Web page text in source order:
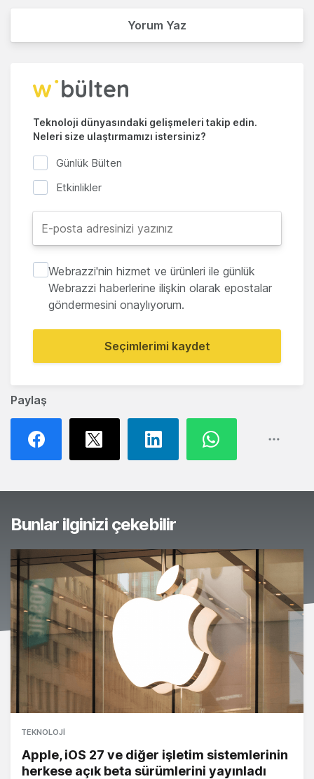
Paylaş
Yorum Yaz
Teknoloji dünyasındaki gelişmeleri takip edin.
Neleri size ulaştırmamızı istersiniz?
Günlük Bülten
Etkinlikler
Webrazzi'nin hizmet ve ürünleri ile günlük
Webrazzi haberlerine ilişkin olarak epostalar
göndermesini onaylıyorum.
Seçimlerimi kaydet
Bunlar ilginizi çekebilir
TEKNOLOJI
Apple, iOS 27 ve diğer işletim sistemlerinin
herkese açık beta sürümlerini yayınladı